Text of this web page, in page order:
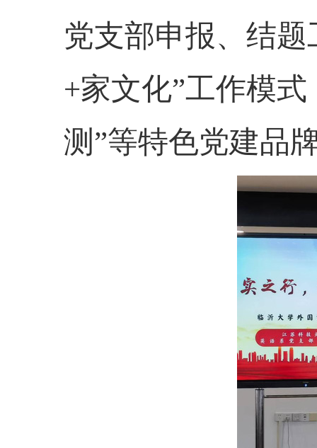
党支部申报、结
+家文化”工作模
测”等特色党建品